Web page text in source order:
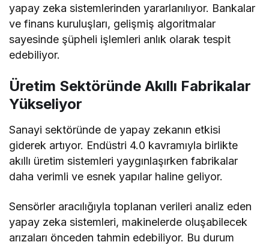
yapay zeka sistemlerinden yararlanılıyor. Bankalar
ve finans kuruluşları, gelişmiş algoritmalar
sayesinde şüpheli işlemleri anlık olarak tespit
edebiliyor.
Üretim Sektöründe Akıllı Fabrikalar
Yükseliyor
Sanayi sektöründe de yapay zekanın etkisi
giderek artıyor. Endüstri 4.0 kavramıyla birlikte
akıllı üretim sistemleri yaygınlaşırken fabrikalar
daha verimli ve esnek yapılar haline geliyor.
Sensörler aracılığıyla toplanan verileri analiz eden
yapay zeka sistemleri, makinelerde oluşabilecek
arızaları önceden tahmin edebiliyor. Bu durum